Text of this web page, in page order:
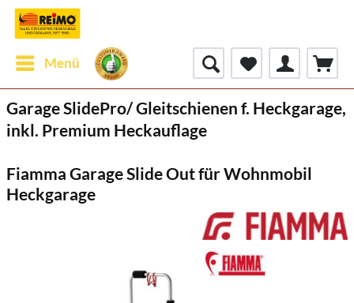
Menü
Garage SlidePro/ Gleitschienen f. Heckgarage,
inkl. Premium Heckauflage
Fiamma Garage Slide Out für Wohnmobil
Heckgarage